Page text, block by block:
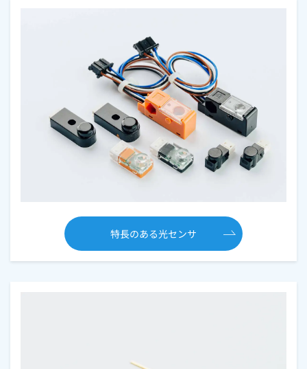
特長のある光センサ